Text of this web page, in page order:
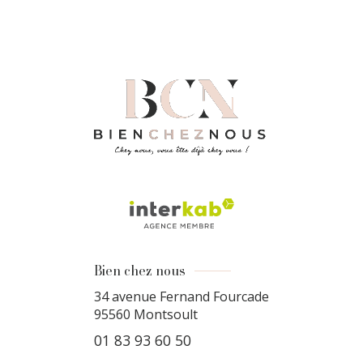
Bien chez nous
34 avenue Fernand Fourcade
95560 Montsoult
01 83 93 60 50